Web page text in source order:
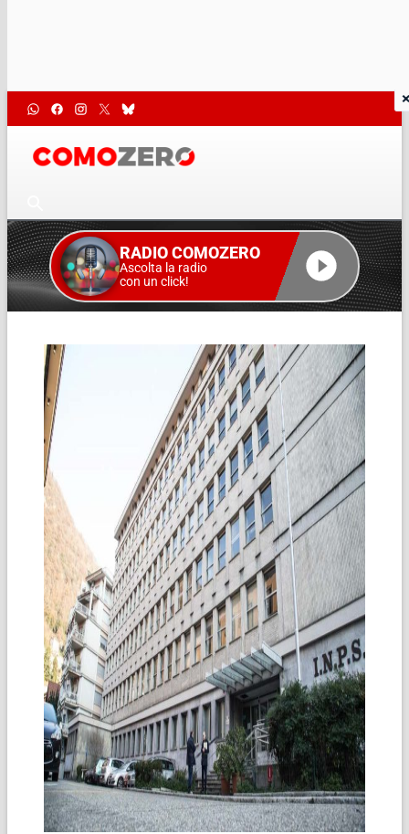
RADIO COMOZERO
Ascolta la radio
con un click!